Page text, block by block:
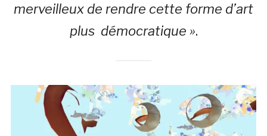
merveilleux de rendre cette forme d’art
plus démocratique ».